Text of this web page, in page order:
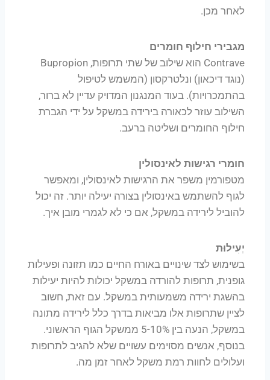
לאחר מכן.
מגבירי חילוף חומרים
Contrave הוא שילוב של שתי תרופות, Bupropion
(נוגד דיכאון) ונלטרקסון (המשמש לטיפול
בהתמכרויות). בעוד המנגנון המדויק עדיין לא ברור,
השילוב עוזר לכאורה בירידה במשקל על ידי הגברת
חילוף החומרים ושליטה ברעב.
חומרי רגישות לאינסולין
מטפורמין משפר את הרגישות לאינסולין, ומאפשר
לגוף להשתמש באינסולין בצורה יעילה יותר. זה יכול
להוביל לירידה במשקל, אם כי לא לגמרי מובן איך.
יְעִילוּת
בשימוש לצד שינויים באורח החיים כמו תזונה ופעילות
גופנית, תרופות להורדה במשקל יכולות להיות יעילות
בהשגת ירידה משמעותית במשקל. עם זאת, חשוב
לציין שתרופות אלו מביאות בדרך כלל לירידה מתונה
במשקל, הנעה בין 5-10% ממשקל הגוף הראשוני.
בנוסף, אנשים מסוימים עשויים שלא להגיב לתרופות
ועלולים לחוות רמת משקל לאחר זמן מה.